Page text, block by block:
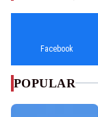
Facebook
POPULAR